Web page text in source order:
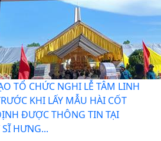
TỔ CHỨC NGHI LỄ TÂM LINH
KHI LẤY MẪU HÀI CỐT
ĐƯỢC THÔNG TIN TẠI
HƯNG...